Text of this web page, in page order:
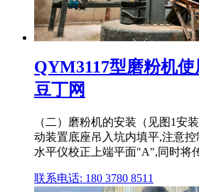
QYM3117型磨粉机
豆丁网
（二）磨粉机的安装（见图1安
动装置底座吊入坑内填平,注意
水平仪校正上端平面"A",同时将
联系电话: 180 3780 8511